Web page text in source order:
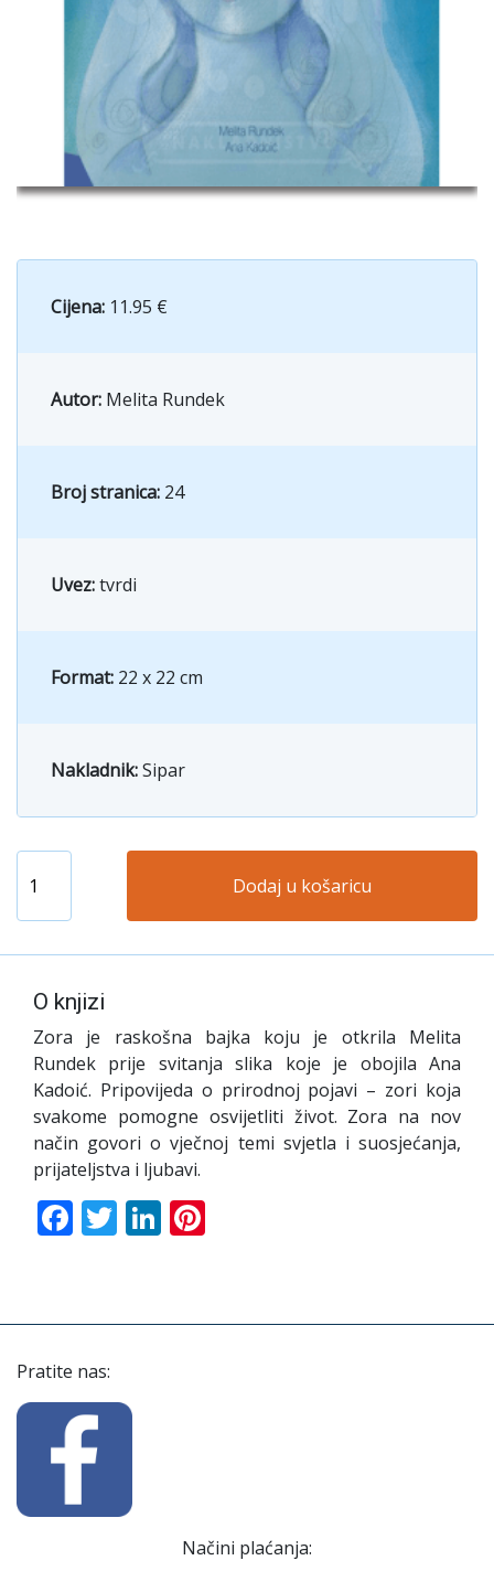
Cijena: 11.95 €
Autor: Melita Rundek
Broj stranica: 24
Uvez:tvrdi
Format: 22 x 22 cm
Nakladnik:Sipar
Dodaj u košaricu
O knjizi
Zora je raskošna bajka koju je otkrila Melita
Rundek prije svitanja slika koje je obojila Ana
Kadoić. Pripovijeda o prirodnoj pojavi – zori koja
svakome pomogne osvijetliti život. Zora na nov
način govori o vječnoj temi svjetla i suosjećanja,
prijateljstva i ljubavi.
Facebook
TwitterLinkedIn
Pratite nas:
Načini plaćanja: